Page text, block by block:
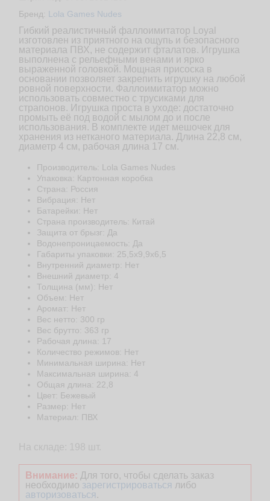
Бренд:
Lola Games Nudes
Гибкий реалистичный фаллоимитатор Loyal
изготовлен из приятного на ощупь и безопасного
материала ПВХ, не содержит фталатов. Игрушка
выполнена с рельефными венами и ярко
выраженной головкой. Мощная присоска в
основании позволяет закрепить игрушку на любой
ровной поверхности. Фаллоимитатор можно
использовать совместно с трусиками для
страпонов. Игрушка проста в уходе: достаточно
промыть её под водой с мылом до и после
использования. В комплекте идет мешочек для
хранения из нетканого материала. Длина 22,8 см,
диаметр 4 см, рабочая длина 17 см.
Производитель: Lola Games Nudes
Упаковка: Картонная коробка
Страна: Россия
Вибрация: Нет
Батарейки: Нет
Страна производитель: Китай
Защита от брызг: Да
Водонепроницаемость: Да
Габариты упаковки: 25,5x9,9x6,5
Внутренний диаметр: Нет
Внешний диаметр: 4
Толщина (мм): Нет
Объем: Нет
Аромат: Нет
Веc нетто: 300 гр
Веc брутто: 363 гр
Рабочая длина: 17
Количество режимов: Нет
Минимальная ширина: Нет
Максимальная ширина: 4
Общая длина: 22,8
Цвет: Бежевый
Размер: Нет
Материал: ПВХ
Внимание: Для того, чтобы сделать заказ
необходимо зарегистрироваться либо
авторизоваться .